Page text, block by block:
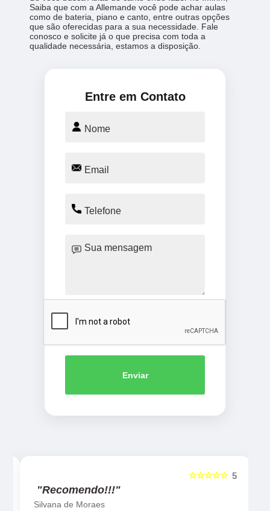
Saiba que com a Allemande você pode achar aulas
como de bateria, piano e canto, entre outras opções
que são oferecidas para a sua necessidade. Fale
conosco e solicite já o que precisa com toda a
qualidade necessária, estamos a disposição.
Entre em Contato
Enviar
5
☆☆☆☆☆
"Recomendo!!!"
Silvana de Moraes